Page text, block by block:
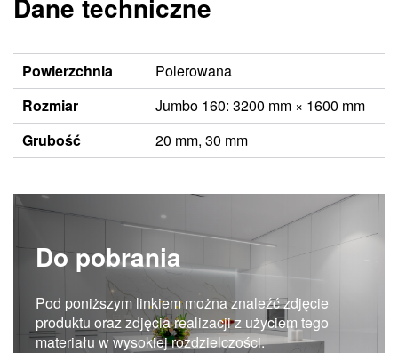
Dane techniczne
Powierzchnia
Polerowana
Rozmiar
Jumbo 160: 3200 mm × 1600 mm
Grubość
20 mm, 30 mm
Do pobrania
Pod poniższym linkiem można znaleźć zdjęcie
produktu oraz zdjęcia realizacji z użyciem tego
materiału w wysokiej rozdzielczości.